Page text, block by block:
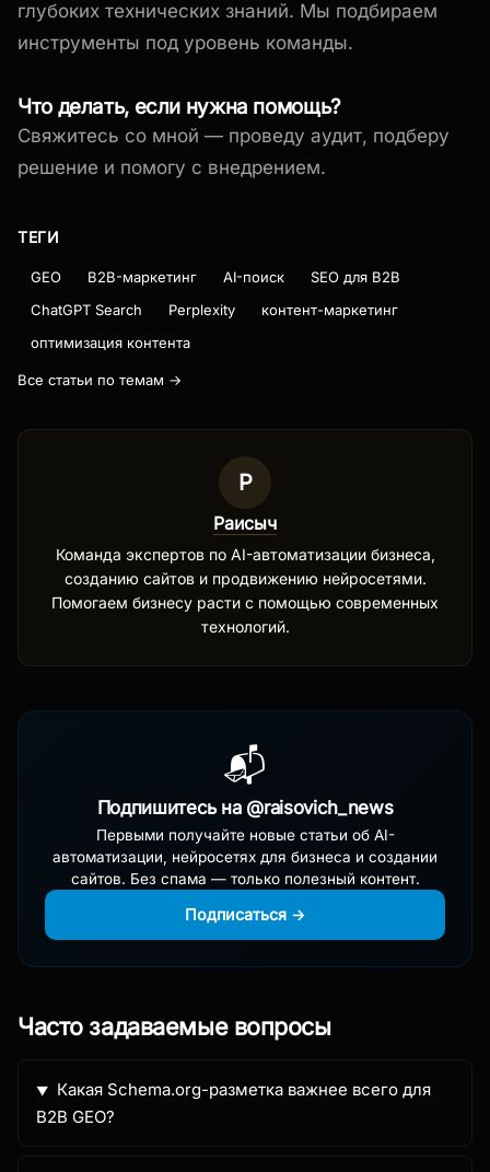
глубоких технических знаний. Мы подбираем
инструменты под уровень команды.
Что делать, если нужна помощь?
Свяжитесь со мной — проведу аудит, подберу
решение и помогу с внедрением.
ТЕГИ
GEO B2B-маркетинг AI-поиск
SEO для B2B
ChatGPT Search
Perplexity
контент-маркетинг
оптимизация контента
Все статьи по темам →
Р
Раисыч
Команда экспертов по AI-автоматизации бизнеса,
созданию сайтов и продвижению нейросетями.
Помогаем бизнесу расти с помощью современных
технологий.
📬
Подпишитесь на @raisovich_news
Первыми получайте новые статьи об AI-
автоматизации, нейросетях для бизнеса и создании
сайтов. Без спама — только полезный контент.
Подписаться →
Часто задаваемые вопросы
Какая Schema.org-разметка важнее всего для
B2B GEO?